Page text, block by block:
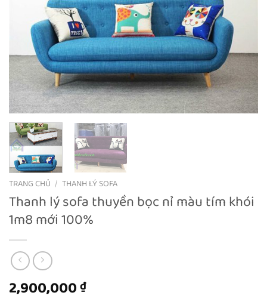
TRANG CHỦ / THANH LÝ SOFA
Thanh lý sofa thuyền bọc nỉ màu tím khói
1m8 mới 100%
2,900,000₫